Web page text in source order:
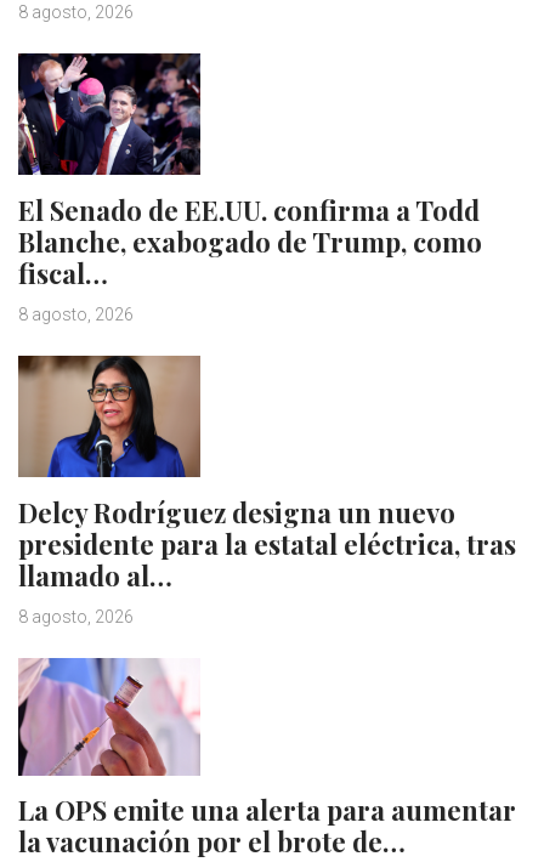
8 agosto, 2026
El Senado de EE.UU. confirma a Todd
Blanche, exabogado de Trump, como
fiscal…
8 agosto, 2026
Delcy Rodríguez designa un nuevo
presidente para la estatal eléctrica, tras
llamado al…
8 agosto, 2026
La OPS emite una alerta para aumentar
la vacunación por el brote de…